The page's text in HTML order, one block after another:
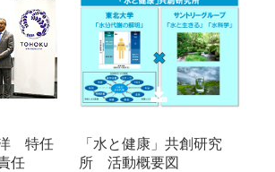
特任
任
「水と健康」共創研究
所 活動概要図